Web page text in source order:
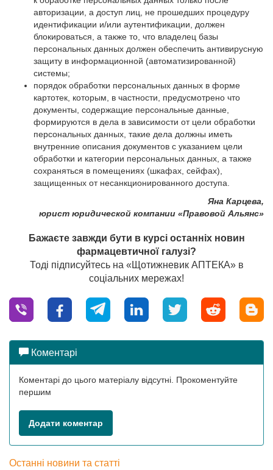
авторизации, а доступ лиц, не прошедших процедуру
идентификации и/или аутентификации, должен
блокироваться, а также то, что владелец базы
персональных данных должен обеспечить антивирусную
защиту в информационной (автоматизированной)
системы;
порядок обработки персональных данных в форме
картотек, которым, в частности, предусмотрено что
документы, содержащие персональные данные,
формируются в дела в зависимости от цели обработки
персональных данных, такие дела должны иметь
внутренние описания документов с указанием цели
обработки и категории персональных данных, а также
сохраняться в помещениях (шкафах, сейфах),
защищенных от несанкционированного доступа.
Яна Карцева,
юрист юридической компании «Правовой Альянс»
Бажаєте завжди бути в курсі останніх новин
фармацевтичної галузі?
Тоді підписуйтесь на «Щотижневик АПТЕКА» в
соціальних мережах!
Коментарі
Коментарі до цього матеріалу відсутні. Прокоментуйте
першим
Додати коментар
Останні новини та статті